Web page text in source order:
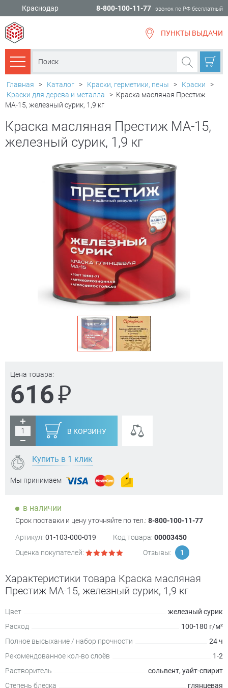
Краснодар 8-800-100-11-77 звонок по РФ бесплатный
ПУНКТЫ ВЫДАЧИ
Каталог товаров
Главная > Каталог > Краски, герметики, пены > Краски
>
Краски для дерева и металла
> Краска масляная Престиж
МА-15, железный сурик, 1,9 кг
Краска масляная Престиж МА-15,
железный сурик, 1,9 кг
Цена товара:
616₽
В КОРЗИНУ
Купить в 1 клик
Мы принимаем
в наличии
Срок поставки и цену уточняйте по тел.: 8-800-100-11-77
Артикул: 01-103-000-019 Код товара: 00003450
Оценка покупателей:
Отзывы: 1
Характеристики товара Краска масляная
Престиж МА-15, железный сурик, 1,9 кг
Цвет
железный сурик
Расход
100-180 г/м²
Полное высыхание / набор прочности
24 ч
Рекомендованное кол-во слоёв
1-2
Растворитель
сольвент, уайт-спирит
Степень блеска
глянцевая